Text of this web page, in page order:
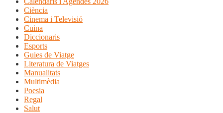
Ciència
Cinema i Televisió
Cuina
Diccionaris
Esports
Guies de Viatge
Literatura de Viatges
Manualitats
Multimèdia
Poesia
Regal
Salut